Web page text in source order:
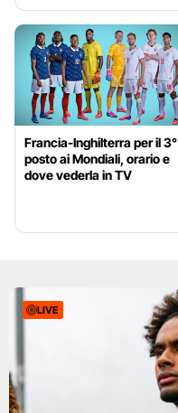
Francia-Inghilterra per il 3°
posto ai Mondiali, orario e
dove vederla in TV
LIVE